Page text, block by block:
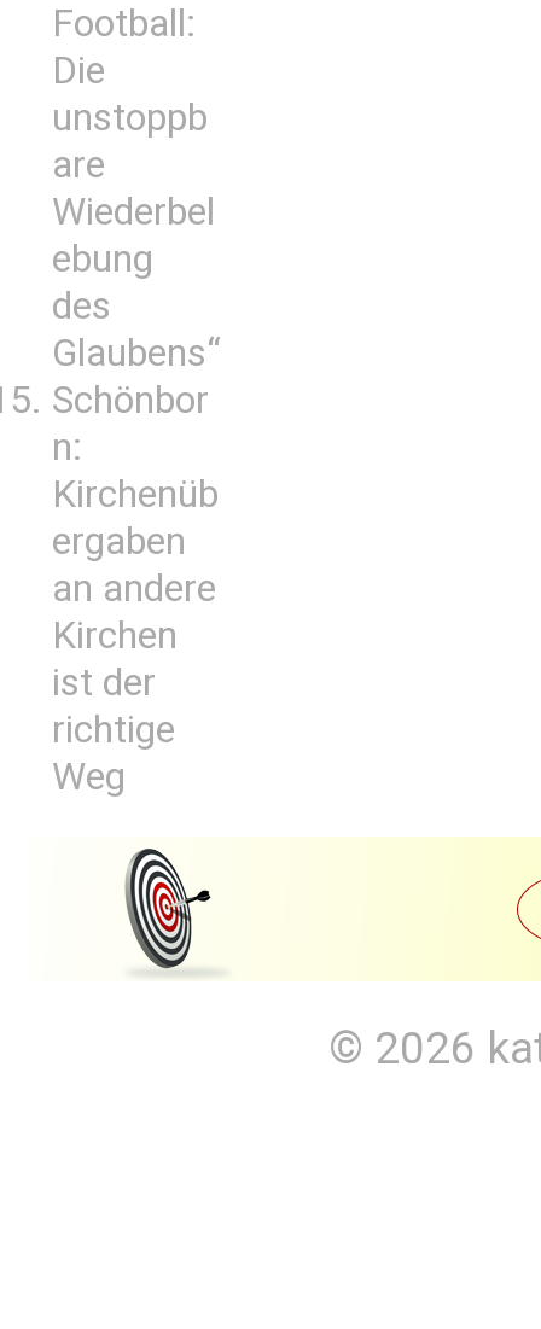
Football:
Die
unstoppb
are
Wiederbel
ebung
des
Glaubens“
Schönbor
n:
Kirchenüb
ergaben
an andere
Kirchen
ist der
richtige
Weg
© 2026